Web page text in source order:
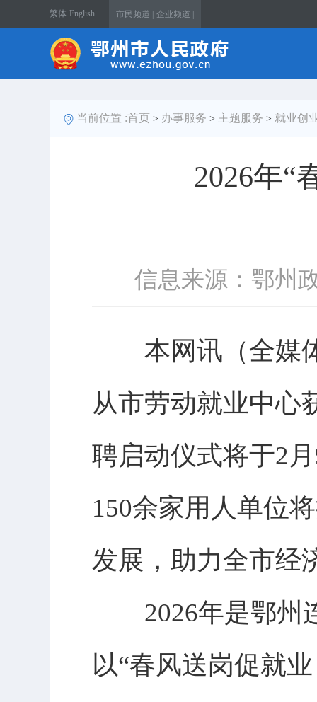
繁体 English 市民频道 | 企业频道 |
当前位置 :首页 > 办事服务 > 主题服务 > 就业创
2026年“
信息来源：鄂州
本网讯（全媒体
从市劳动就业中心
聘启动仪式将于2
150余家用人单位
发展，助力全市经
2026年是鄂州连
以“春风送岗促就